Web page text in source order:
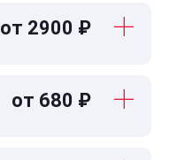
от 2900 ₽
от 680 ₽